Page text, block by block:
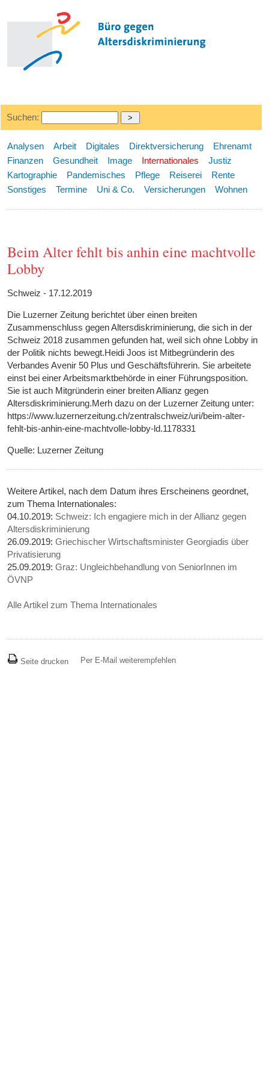
Suchen:
Analysen Arbeit Digitales Direktversicherung
Ehrenamt
Finanzen
Gesundheit Image Internationales
Justiz
Kartographie
Pandemisches Pflege Reiserei
Rente
Sonstiges
Termine Uni & Co. Versicherungen Wohnen
Beim Alter fehlt bis anhin eine machtvolle
Lobby
Schweiz - 17.12.2019
Die Luzerner Zeitung berichtet über einen breiten
Zusammenschluss gegen Altersdiskriminierung, die sich in der
Schweiz 2018 zusammen gefunden hat, weil sich ohne Lobby in
der Politik nichts bewegt.Heidi Joos ist Mitbegründerin des
Verbandes Avenir 50 Plus und Geschäftsführerin. Sie arbeitete
einst bei einer Arbeitsmarktbehörde in einer Führungsposition.
Sie ist auch Mitgründerin einer breiten Allianz gegen
Altersdiskriminierung.Merh dazu on der Luzerner Zeitung unter:
https://www.luzernerzeitung.ch/zentralschweiz/uri/beim-alter-
fehlt-bis-anhin-eine-machtvolle-lobby-ld.1178331
Quelle: Luzerner Zeitung
Weitere Artikel, nach dem Datum ihres Erscheinens geordnet,
zum Thema Internationales:
04.10.2019: Schweiz: Ich engagiere mich in der Allianz gegen
Altersdiskriminierung
26.09.2019:Griechischer Wirtschaftsminister Georgiadis über
Privatisierung
25.09.2019:Graz: Ungleichbehandlung von SeniorInnen im
ÖVNP
Alle Artikel zum Thema Internationales
Seite drucken Per E-Mail weiterempfehlen